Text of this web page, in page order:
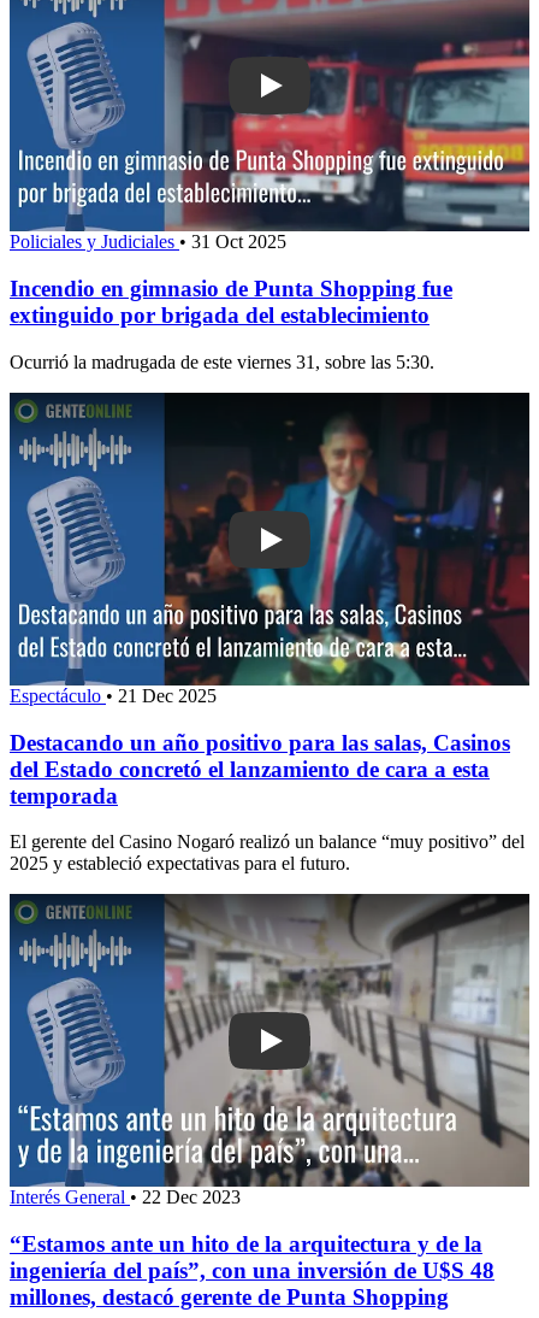
Play: Incendio en gimnasio de Punta
Policiales y Judiciales • 31 Oct 2025
Incendio en gimnasio de Punta Shopping fue
extinguido por brigada del establecimiento
Ocurrió la madrugada de este viernes 31, sobre las 5:30.
Play: Destacando un año positivo
Espectáculo • 21 Dec 2025
Destacando un año positivo para las salas, Casinos
del Estado concretó el lanzamiento de cara a esta
temporada
El gerente del Casino Nogaró realizó un balance “muy positivo” del
2025 y estableció expectativas para el futuro.
Play: “Estamos ante un hito de la
Interés General • 22 Dec 2023
“Estamos ante un hito de la arquitectura y de la
ingeniería del país”, con una inversión de U$S 48
millones, destacó gerente de Punta Shopping